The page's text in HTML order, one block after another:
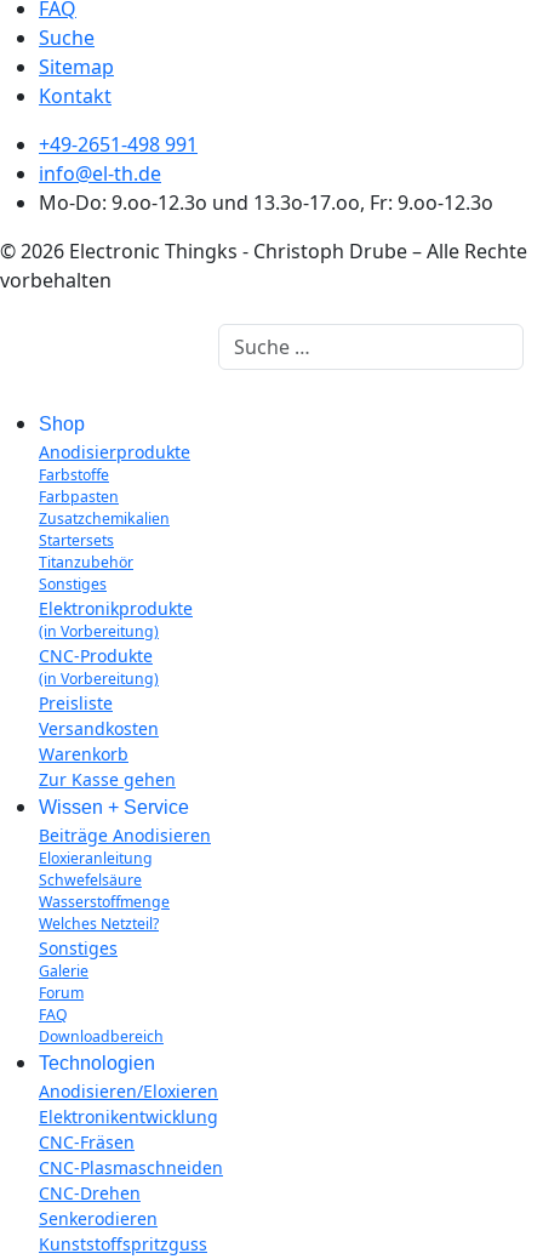
FAQ
Suche
Sitemap
Kontakt
+49-2651-498 991
info@el-th.de
Mo-Do: 9.oo-12.3o und 13.3o-17.oo, Fr: 9.oo-12.3o
© 2026 Electronic Thingks - Christoph Drube – Alle Rechte
vorbehalten
Suchen
Shop
Anodisierprodukte
Farbstoffe
Farbpasten
Zusatzchemikalien
Startersets
Titanzubehör
Sonstiges
Elektronikprodukte
(in Vorbereitung)
CNC-Produkte
(in Vorbereitung)
Preisliste
Versandkosten
Warenkorb
Zur Kasse gehen
Wissen + Service
Beiträge Anodisieren
Eloxieranleitung
Schwefelsäure
Wasserstoffmenge
Welches Netzteil?
Sonstiges
Galerie
Forum
FAQ
Downloadbereich
Technologien
Anodisieren/Eloxieren
Elektronikentwicklung
CNC-Fräsen
CNC-Plasmaschneiden
CNC-Drehen
Senkerodieren
Kunststoffspritzguss